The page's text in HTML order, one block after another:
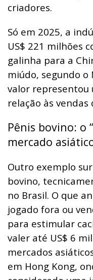
criadores.
Só em 2025, a
US$ 221 milhões
galinha para a
miúdo, segundo
valor representou
relação às vendas
Pênis bovino: o
mercado
Outro exemplo
bovino,
no Brasil. O que
jogado fora ou
para estimular
valer até US$ 6
mercados
em Hong Kong,